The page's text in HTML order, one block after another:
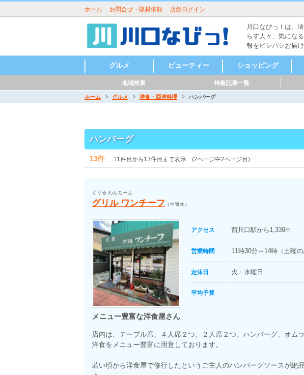
ホーム お問合せ・取材依頼 店舗ログイン
川口なびっ！は、
らす人々、気にな
報をビシバシお届
グルメ
うどん・そば・麺類
居酒屋・酒屋
和食・日本料理
中華・中国料理
焼肉・鉄板焼
洋食・西洋料理
カフェ・スイーツ
魚介・海鮮料理
アジア・エスニック
カラオケ・パーティ
焼き鳥・からあげ
お弁当・キッチンカ
ー・屋台
その他グルメ
ハンバーガー
ビューティー ショッピング
食料品
ファッション
本・雑誌・漫画
家電・電化製品
自転車・バイク
新車・中古車
スポーツ用品
メガネ・コンタク
ト・サングラス
CD・DVD
リサイクルショップ
骨董・陶磁器
着物・呉服
美容・健康
家具・インテリア
花・ガーデニング
雑貨
ペット用品
音楽・楽器
セレクトショップ
ドラッグストア・薬
局
その他
ヴィンテージ・古道
具
キャンプ・アウトド
ア
地域検索
川口駅周辺
東川口駅周辺
西川口駅周辺
川口元郷駅周辺
南鳩ヶ谷駅周辺
鳩ヶ谷駅周辺
新井宿駅周辺
戸塚安行駅周辺
特集記事一覧
ホーム グルメ 洋食・西洋料理 ハンバーグ
ハンバーグ
13件 11件目から13件目まで表示 (2ページ中2ページ目)
ぐりる わんちーふ
グリル ワンチーフ （中青木）
アクセス 西川口駅から1,339m
営業時間 11時30分～14時（土曜
定休日 火・水曜日
平均予算
メニュー豊富な洋食屋さん
店内は、テーブル席、４人席２つ、２人席２つ。ハンバーグ、オム
洋食をメニュー豊富に用意しております。
若い頃から洋食屋で修行したというご主人のハンバーグソースが絶